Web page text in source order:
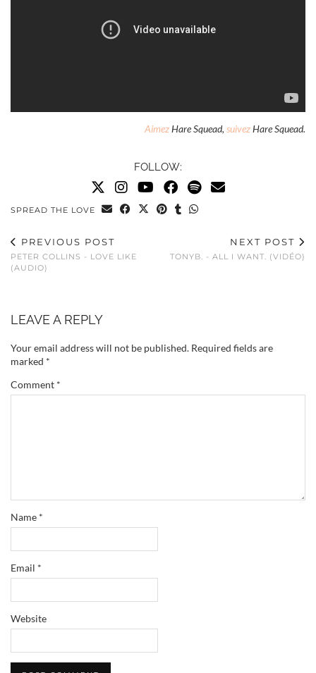
AimezHare Squead, suivezHare Squead.
FOLLOW:
SPREAD THE LOVE
PREVIOUS POST
PETER COLLINS - LOVE LIKE
(AUDIO)
NEXT POST
TONYB. - ALL I WANT. (VIDÉO)
LEAVE A REPLY
Your email address will not be published. Required fields are
marked *
Comment *
Name *
Email *
Website